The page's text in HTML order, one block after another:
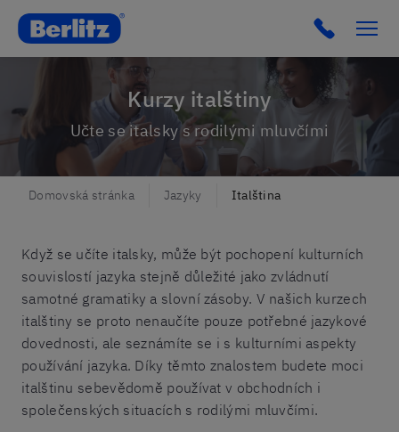
Berlitz Czechia Click to
Kurzy italštiny
Učte se italsky s rodilými mluvčími
Domovská stránka Jazyky Italština
Když se učíte italsky, může být pochopení kulturních
souvislostí jazyka stejně důležité jako zvládnutí
samotné gramatiky a slovní zásoby. V našich kurzech
italštiny se proto nenaučíte pouze potřebné jazykové
dovednosti, ale seznámíte se i s kulturními aspekty
používání jazyka. Díky těmto znalostem budete moci
italštinu sebevědomě používat v obchodních i
společenských situacích s rodilými mluvčími.